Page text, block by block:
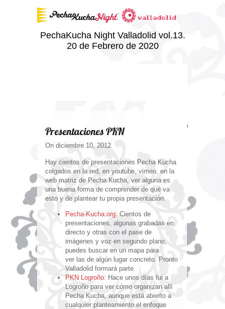
PechaKucha Night Valladolid vol.13.
20 de Febrero de 2020
Presentaciones PKN
On diciembre 10, 2012
Hay cientos de presentaciones Pecha Kucha
colgados en la red, en youtube, vimeo, en la
web matriz de Pecha Kucha, ver alguna es
una buena forma de comprender de qué va
esto y de plantear tu propia presentación.
Pecha-Kucha.org: Cientos de
presentaciones, algunas grabadas en
directo y otras con el pase de
imágenes y voz en segundo plano,
puedes buscar en un mapa para
ver las de algún lugar concreto. Pronto
Valladolid formará parte.
PKN Logroño: Hace unos días fui a
Logroño para ver cómo organizan allí
Pecha Kucha, aunque está abierto a
cualquier planteamiento el enfoque
Comments